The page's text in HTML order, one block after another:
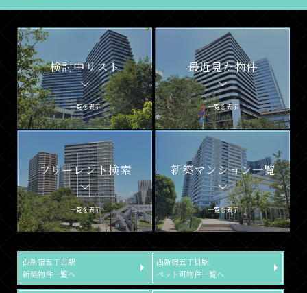
検討中リスト
一覧を表示
最近見た物件
一覧を表示
フリーレント検索
一覧を表示
新築マンション一覧
一覧を表示
西新宿五丁目駅
新築物件一覧へ
西新宿五丁目駅
ペット可物件一覧へ